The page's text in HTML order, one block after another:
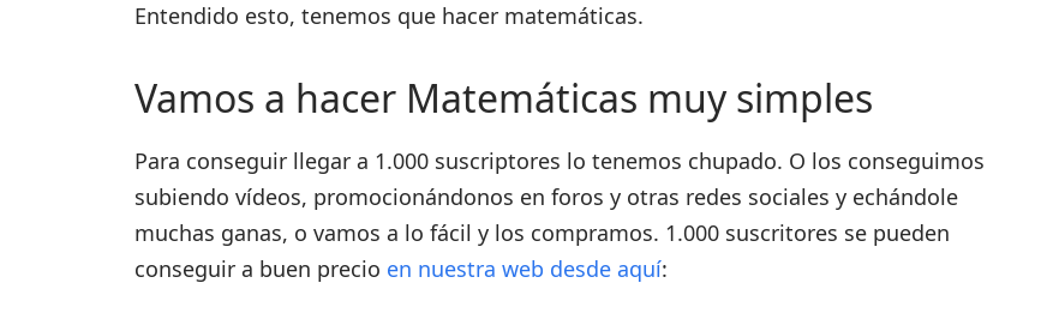
Entendido esto, tenemos que hacer matemáticas.
Vamos a hacer Matemáticas muy simples
Para conseguir llegar a 1.000 suscriptores lo tenemos chupado. O los conseguimos
subiendo vídeos, promocionándonos en foros y otras redes sociales y echándole
muchas ganas, o vamos a lo fácil y los compramos. 1.000 suscritores se pueden
conseguir a buen precio en nuestra web desde aquí: